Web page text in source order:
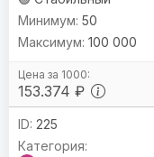
153.374 ₽
50
100 000
225